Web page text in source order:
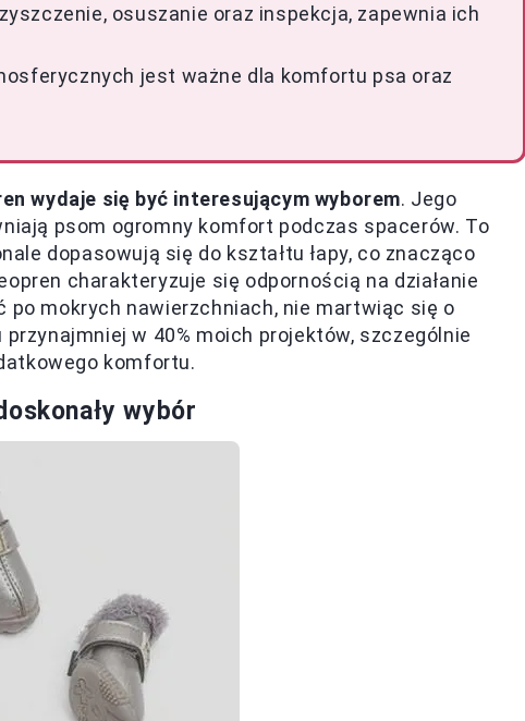
osuszanie oraz inspekcja, zapewnia ich
jest ważne dla komfortu psa oraz
wydaje się być interesującym wyborem. Jego
psom ogromny komfort podczas spacerów. To
dopasowują się do kształtu łapy, co znacząco
charakteryzuje się odpornością na działanie
po mokrych nawierzchniach, nie martwiąc się o
w 40% moich projektów, szczególnie
komfortu.
wybór